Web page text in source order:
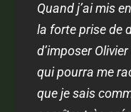
Quand j’ai mis
la forte prise de
d’imposer
qui pourra me
que je sais